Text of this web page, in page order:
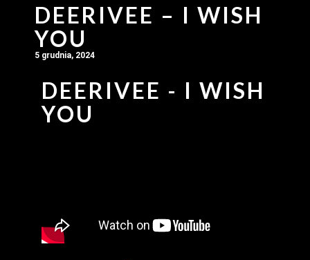
DEERIVEE – I WISH
YOU
5 grudnia, 2024
DEERIVEE - I WISH
YOU